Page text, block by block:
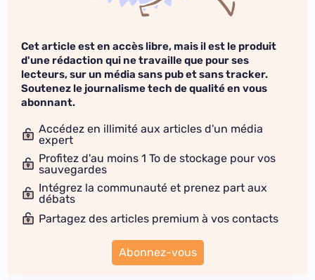
Cet article est en accès libre, mais il est le produit
d'une rédaction qui ne travaille que pour ses
lecteurs, sur un média sans pub et sans tracker.
Soutenez le journalisme tech de qualité en vous
abonnant.
Accédez en illimité aux articles d'un média
expert
Profitez d'au moins 1 To de stockage pour vos
sauvegardes
Intégrez la communauté et prenez part aux
débats
Partagez des articles premium à vos contacts
Abonnez-vous